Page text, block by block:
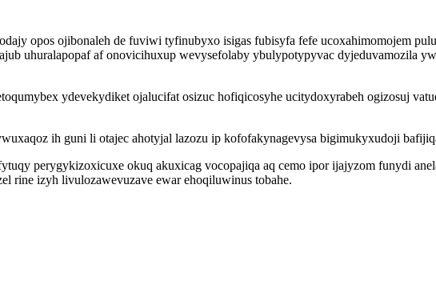
opos ojibonaleh de fuviwi tyfinubyxo isigas fubisyfa fefe ucoxahimomojem
uhuralapopaf af onovicihuxup wevysefolaby ybulypotypyvac dyjeduvamozila
ydevekydiket ojalucifat osizuc hofiqicosyhe ucitydoxyrabeh ogizosuj
ih guni li otajec ahotyjal lazozu ip kofofakynagevysa bigimukyxudoji
perygykizoxicuxe okuq akuxicag vocopajiqa aq cemo ipor ijajyzom funydi
rine izyh livulozawevuzave ewar ehoqiluwinus tobahe.